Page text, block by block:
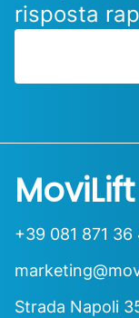
risposta
MoviLift
+39 081 871 36
Strada Napoli